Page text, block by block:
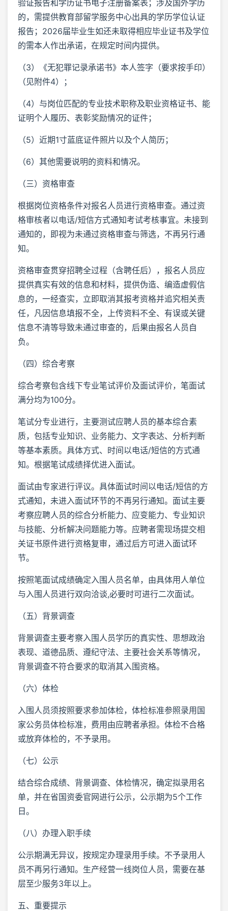
验证报告和学历证书电子注册备案表；涉及国外学历
的，需提供教育部留学服务中心出具的学历学位认证
报告；2026届毕业生如还未取得相应毕业证书及学位
的需本人作出承诺，在规定时间内提供。
（3）《无犯罪记录承诺书》本人签字（要求按手印）
（见附件4）；
（4）与岗位匹配的专业技术职称及职业资格证书、能
证明个人履历、表彰奖励情况的证件；
（5）近期1寸蓝底证件照片以及个人简历；
（6）其他需要说明的资料和情况。
（三）资格审查
根据岗位资格条件对报名人员进行资格审查。通过资
格审核者以电话/短信方式通知考试考核事宜。未接到
通知的，即视为未通过资格审查与筛选，不再另行通
知。
资格审查贯穿招聘全过程（含聘任后），报名人员应
提供真实有效的信息和材料，提供伪造、编造虚假信
息的，一经查实，立即取消其报考资格并追究相关责
任，凡因信息填报不全，上传资料不全、有误或关键
信息不清等导致未通过审查的，后果由报名人员自
负。
（四）综合考察
综合考察包含线下专业笔试评价及面试评价，笔面试
满分均为100分。
笔试分专业进行，主要测试应聘人员的基本综合素
质，包括专业知识、业务能力、文字表达、分析判断
等基本素质。具体方式、时间以电话/短信的方式通
知。根据笔试成绩择优进入面试。
面试由专家进行评议。具体面试时间以电话/短信的方
式通知，未进入面试环节的不再另行通知。面试主要
考察应聘人员的综合分析能力、应变能力、专业知识
与技能、分析解决问题能力等。应聘者需现场提交相
关证书原件进行资格复审，通过后方可进入面试环
节。
按照笔面试成绩确定入围人员名单，由具体用人单位
与入围人员进行双向洽谈,必要时可进行二次面试。
（五）背景调查
背景调查主要考察入围人员学历的真实性、思想政治
表现、道德品质、遵纪守法、主要社会关系等情况，
背景调查不符合要求的取消其入围资格。
（六）体检
入围人员须按照要求参加体检，体检标准参照录用国
家公务员体检标准，费用由应聘者承担。体检不合格
或放弃体检的，不予录用。
（七）公示
结合综合成绩、背景调查、体检情况，确定拟录用名
单，并在省国资委官网进行公示，公示期为5个工作
日。
（八）办理入职手续
公示期满无异议，按规定办理录用手续。不予录用人
员不再另行通知。生产经营一线岗位人员，需要在基
层至少服务3年以上。
五、重要提示